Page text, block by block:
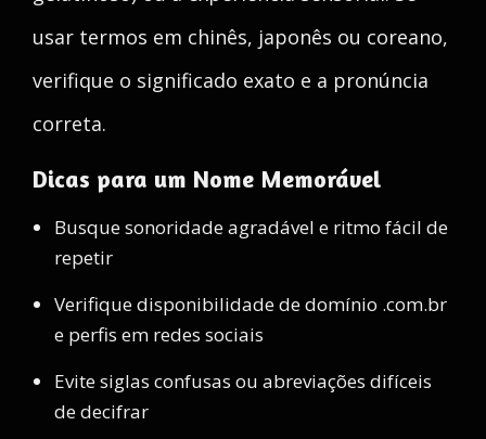
usar termos em chinês, japonês ou coreano,
verifique o significado exato e a pronúncia
correta.
Dicas para um Nome Memorável
Busque sonoridade agradável e ritmo fácil de
repetir
Verifique disponibilidade de domínio .com.br
e perfis em redes sociais
Evite siglas confusas ou abreviações difíceis
de decifrar